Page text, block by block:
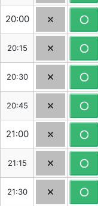
20:00
20:15
20:30
20:45
21:00
21:15
21:30